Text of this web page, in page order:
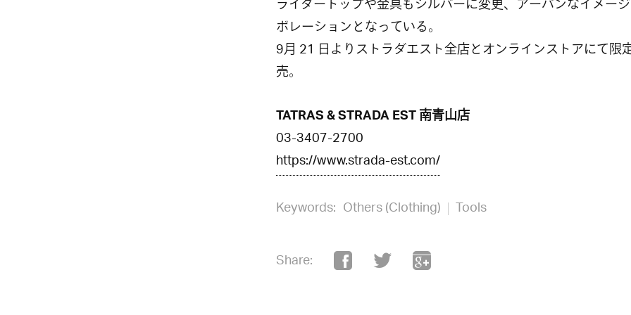
ライダートップや金具もシルバーに変更、アーバンなイメー
ボレーションとなっている。
9月 21 日よりストラダエスト全店とオンラインストアにて限
売。
TATRAS & STRADA EST 南青山店
03-3407-2700
https://www.strada-est.com/
Keywords: Others (Clothing) Tools
Share: